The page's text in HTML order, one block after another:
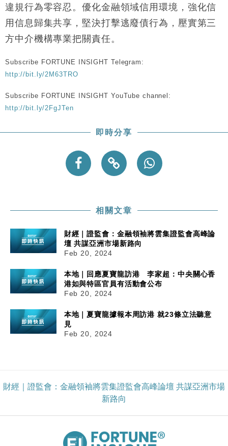
違規行為零容忍。優化金融領域信用環境，強化信
用信息歸集共享，堅決打擊逃廢債行為，壓實第三
方中介機構專業把關責任。
Subscribe FORTUNE INSIGHT Telegram:
http://bit.ly/2M63TRO
Subscribe FORTUNE INSIGHT YouTube channel:
http://bit.ly/2FgJTen
即時分享
相關文章
財經｜證監會：金融領袖將雲集證監會高峰論
壇 共謀亞洲市場新路向
Feb 20, 2024
本地｜回應夏寶龍訪港 李家超：中央關心香
港如與特區官員有活動會公布
Feb 20, 2024
本地｜夏寶龍據報本周訪港 就23條立法聽意
見
Feb 20, 2024
財經｜證監會：金融領袖將雲集證監會高峰論壇 共謀亞洲市場
新路向